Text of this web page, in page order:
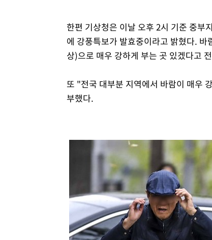
한편 기상청은 이날 오후 2시 기준 중부
에 강풍특보가 발효중이라고 밝혔다.
상)으로 매우 강하게 부는 곳 있겠다고
또 "전국 대부분 지역에서 바람이 매우
부했다.